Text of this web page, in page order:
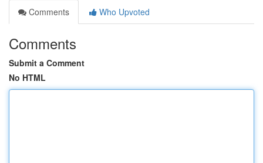
Comments
Who Upvoted
Comments
Submit a Comment
No HTML